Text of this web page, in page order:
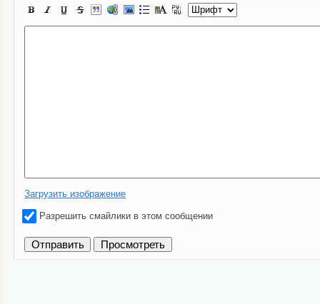
Загрузить изображение
Разрешить смайлики в этом сообщении